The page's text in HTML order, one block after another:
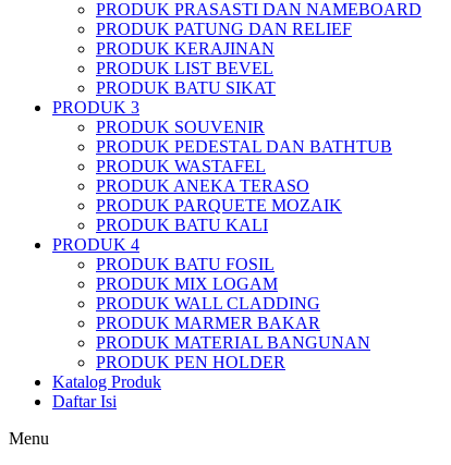
PRODUK PRASASTI DAN NAMEBOARD
PRODUK PATUNG DAN RELIEF
PRODUK KERAJINAN
PRODUK LIST BEVEL
PRODUK BATU SIKAT
PRODUK 3
PRODUK SOUVENIR
PRODUK PEDESTAL DAN BATHTUB
PRODUK WASTAFEL
PRODUK ANEKA TERASO
PRODUK PARQUETE MOZAIK
PRODUK BATU KALI
PRODUK 4
PRODUK BATU FOSIL
PRODUK MIX LOGAM
PRODUK WALL CLADDING
PRODUK MARMER BAKAR
PRODUK MATERIAL BANGUNAN
PRODUK PEN HOLDER
Katalog Produk
Daftar Isi
Menu